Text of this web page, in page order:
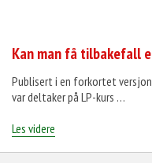
Kan man få tilbakefall
Publisert i en forkortet versjon
var deltaker på LP-kurs …
Les videre